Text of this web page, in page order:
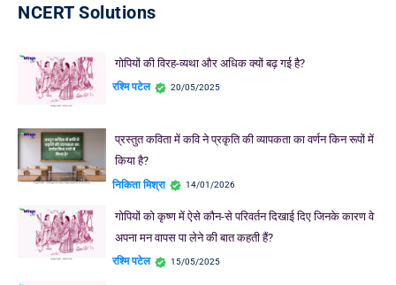
NCERT Solutions
गोपियों की विरह-व्यथा और अधिक क्यों बढ़ गई है?
रश्मि पटेल 20/05/2025
प्रस्तुत कविता में कवि ने प्रकृति की व्यापकता का वर्णन किन रूपों में
किया है?
निकिता मिश्रा 14/01/2026
गोपियों को कृष्ण में ऐसे कौन-से परिवर्तन दिखाई दिए जिनके कारण वे
अपना मन वापस पा लेने की बात कहती हैं?
रश्मि पटेल 15/05/2025